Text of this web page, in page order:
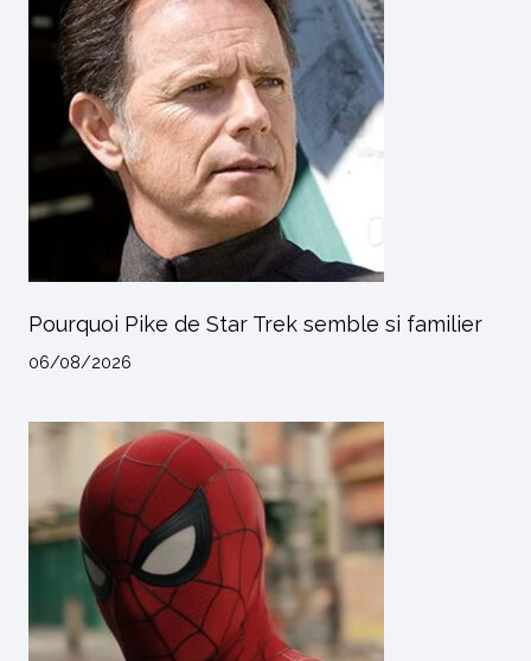
Pourquoi Pike de Star Trek semble si familier
06/08/2026